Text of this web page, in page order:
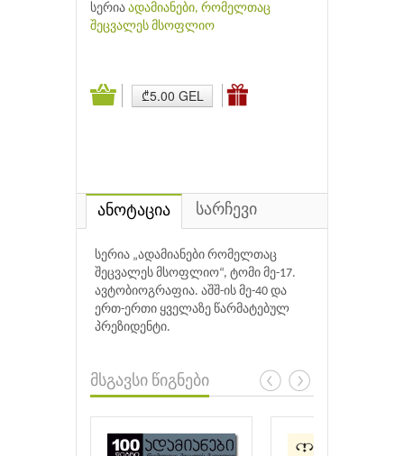
სერია ადამიანები, რომელთაც
შეცვალეს მსოფლიო
₾5.00 GEL
ანოტაცია სარჩევი
სერია „ადამიანები რომელთაც
შეცვალეს მსოფლიო“, ტომი მე-17.
ავტობიოგრაფია. აშშ-ის მე-40 და
ერთ-ერთი ყველაზე წარმატებულ
პრეზიდენტი.
მსგავსი წიგნები